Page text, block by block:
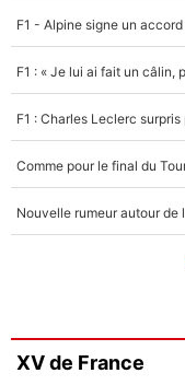
XV de France